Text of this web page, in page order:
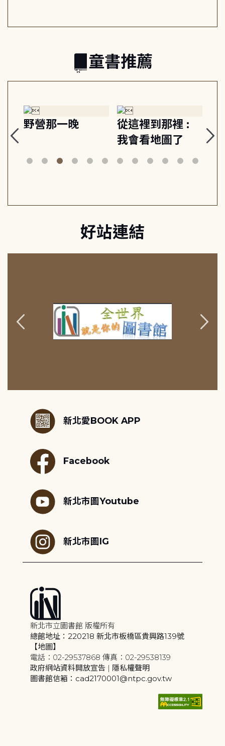
童書推薦
野營那一晚
從這裡到那裡 :
我會看地圖了
美
好站連結
新北愛BOOK APP
Facebook
新北市圖Youtube
新北市圖IG
新北市立圖書館 版權所有
總館地址：220218 新北市板橋區貴興路139號
【地圖】
電話：02-29537868 傳真：02-29538139
政府網站資料開放宣告 | 隱私權聲明
圖書館信箱：cad2170001@ntpc.gov.tw